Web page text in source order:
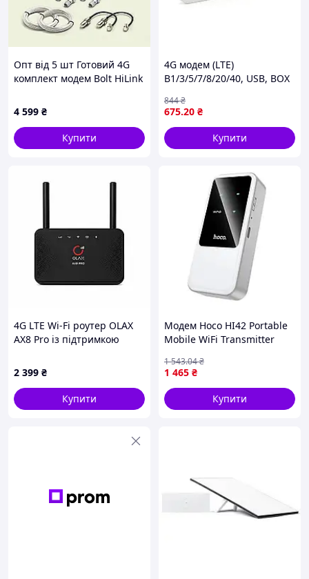
Опт від 5 шт Готовий 4G
комплект модем Bolt HiLink
антена 22 дБ
4 599 ₴
Купити
4G модем (LTE)
B1/3/5/7/8/20/40, USB, BOX
675.20 ₴
844₴
Купити
4G LTE Wi-Fi роутер OLAX
AX8 Pro із підтримкою
5000 мА·год та 4 LAN-
портами
2 399 ₴
Купити
Модем Hoco HI42 Portable
Mobile WiFi Transmitter
1 465 ₴
1 543.04₴
Купити